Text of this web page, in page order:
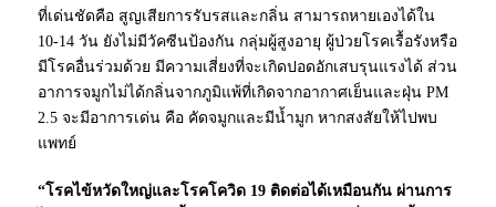
ที่เด่นชัดคือ สูญเสียการรับรสและกลิ่น สามารถหายเองได้ใน
10-14 วัน ยังไม่มีวัคซีนป้องกัน กลุ่มผู้สูงอายุ ผู้ป่วยโรคเรื้อรังหรือ
มีโรคอื่นร่วมด้วย มีความเสี่ยงที่จะเกิดปอดอักเสบรุนแรงได้ ส่วน
อาการจมูกไม่ได้กลิ่นจากภูมิแพ้ที่เกิดจากอากาศเย็นและฝุ่น PM
2.5 จะมีอาการเด่น คือ คัดจมูกและมีน้ำมูก หากสงสัยให้ไปพบ
แพทย์
“โรคไข้หวัดใหญ่และโรคโควิด 19 ติดต่อได้เหมือนกัน ผ่านการ